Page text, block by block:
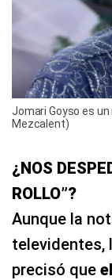
Jomari Goyso es
Mezcalent)
¿NOS
ROLLO”?
Aunque la
televidentes,
precisó que